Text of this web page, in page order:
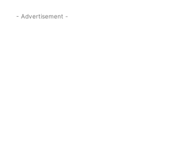
- Advertisement -